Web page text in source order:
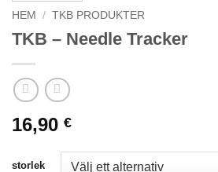
HEM / TKB PRODUKTER
TKB – Needle Tracker
16,90 €
storlek